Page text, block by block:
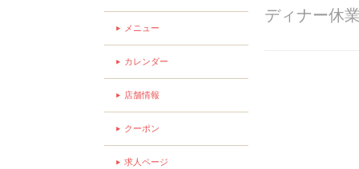
ディナー休
メニュー
カレンダー
店舗情報
クーポン
求人ページ